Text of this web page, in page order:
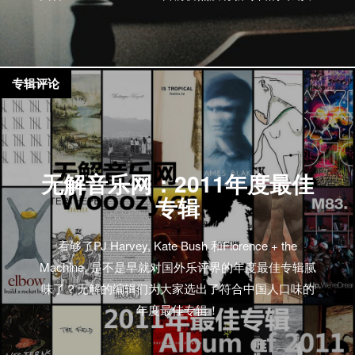
并表示自己对创作电子不再有兴趣，因为“要花太多的
时间在鼠标上”
无解音乐网：2011年度最佳
专辑
看够了PJ Harvey, Kate Bush 和Florence + the
Machine, 是不是早就对国外乐评界的年度最佳专辑腻
味了？无解的编辑们为大家选出了符合中国人口味的
年度最佳专辑！
专辑评论